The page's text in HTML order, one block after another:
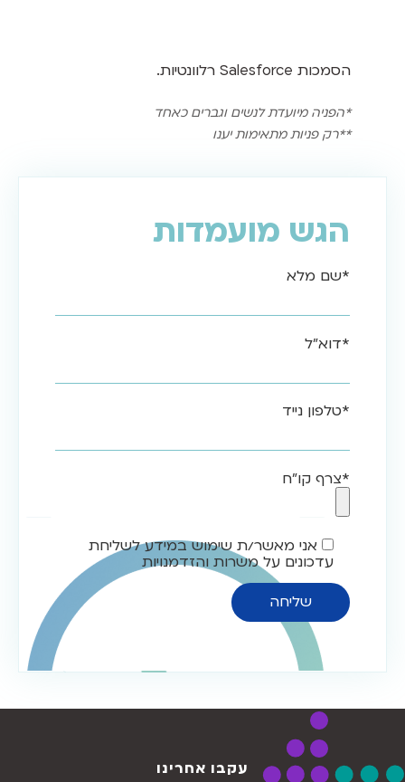
הסמכות Salesforce רלוונטיות.
*הפניה מיועדת לנשים וגברים כאחד
**רק פניות מתאימות יענו
הגש מועמדות
*שם מלא
*דוא"ל
*טלפון נייד
*צרף קו"ח
אני מאשר/ת שימוש במידע לשליחת
עדכונים על משרות והזדמנויות
עקבו אחרינו